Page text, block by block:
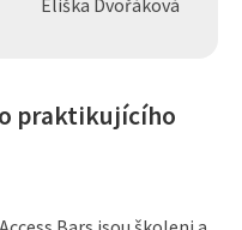
praktikujícího